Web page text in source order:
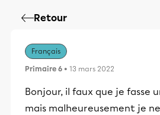
Retour
Français
Primaire 6 • 13 mars 2022
Bonjour, il faux que je fasse
mais malheureusement je